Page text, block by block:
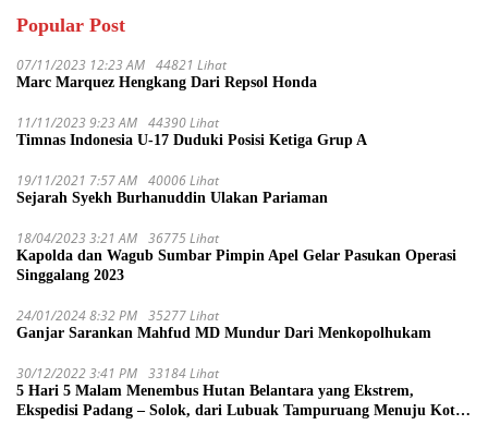
Popular Post
07/11/2023 12:23 AM 44821 Lihat
Marc Marquez Hengkang Dari Repsol Honda
11/11/2023 9:23 AM 44390 Lihat
Timnas Indonesia U-17 Duduki Posisi Ketiga Grup A
19/11/2021 7:57 AM 40006 Lihat
Sejarah Syekh Burhanuddin Ulakan Pariaman
18/04/2023 3:21 AM 36775 Lihat
Kapolda dan Wagub Sumbar Pimpin Apel Gelar Pasukan Operasi
Singgalang 2023
24/01/2024 8:32 PM 35277 Lihat
Ganjar Sarankan Mahfud MD Mundur Dari Menkopolhukam
30/12/2022 3:41 PM 33184 Lihat
5 Hari 5 Malam Menembus Hutan Belantara yang Ekstrem,
Ekspedisi Padang – Solok, dari Lubuak Tampuruang Menuju Koto